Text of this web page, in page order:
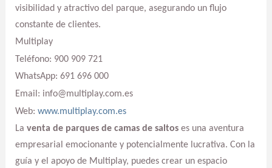
visibilidad y atractivo del parque, asegurando un flujo
constante de clientes.
Multiplay
Teléfono: 900 909 721
WhatsApp: 691 696 000
Email: info@multiplay.com.es
Web: www.multiplay.com.es
La venta de parques de camas de saltoses una aventura
empresarial emocionante y potencialmente lucrativa. Con la
guía y el apoyo de Multiplay, puedes crear un espacio